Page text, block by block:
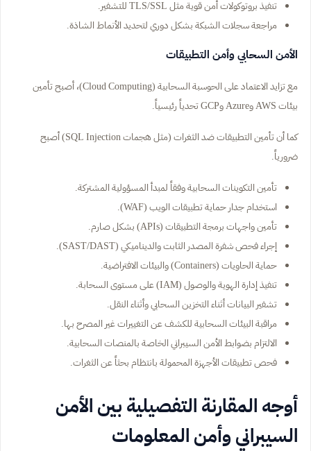
تنفيذ بروتوكولات أمن قوية مثل TLS/SSL للتشفير.
مراجعة سجلات الشبكة بشكل دوري لتحديد الأنماط الشاذة.
الأمن السحابي وأمن التطبيقات
مع تزايد الاعتماد على الحوسبة السحابية (Cloud Computing)، أصبح تأمين
بيئات AWS وAzure وGCP تحدياً رئيسياً.
كما أن تأمين التطبيقات ضد الثغرات (مثل هجمات SQL Injection) أصبح
ضرورياً.
تأمين التكوينات السحابية وفقاً لمبدأ المسؤولية المشتركة.
استخدام جدار حماية تطبيقات الويب (WAF).
تأمين واجهات برمجة التطبيقات (APIs) بشكل صارم.
إجراء فحص شفرة المصدر الثابت والديناميكي (SAST/DAST).
حماية الحاويات (Containers) والبيئات الافتراضية.
تنفيذ إدارة الهوية والوصول (IAM) على مستوى السحابة.
تشفير البيانات أثناء التخزين السحابي وأثناء النقل.
مراقبة البيئات السحابية للكشف عن التغييرات غير المصرح بها.
الالتزام بضوابط الأمن السيبراني الخاصة بالمنصات السحابية.
فحص تطبيقات الأجهزة المحمولة بانتظام بحثاً عن الثغرات.
أوجه المقارنة التفصيلية بين الأمن
السيبراني وأمن المعلومات